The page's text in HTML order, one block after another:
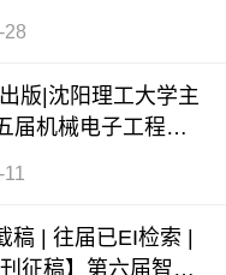
28
出版|沈阳理工大学主
届机械电子工程与
稿 | 往届已EI检索 |
征稿】第六届智能